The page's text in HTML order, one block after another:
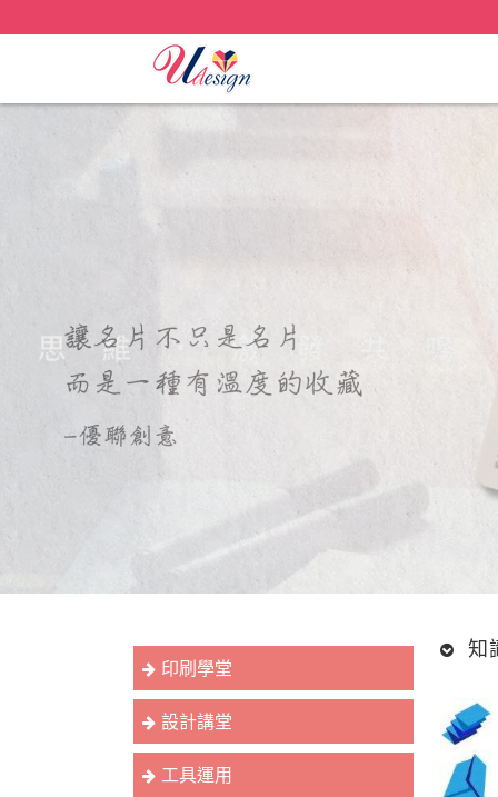
印刷學堂
設計講堂
工具運用
知